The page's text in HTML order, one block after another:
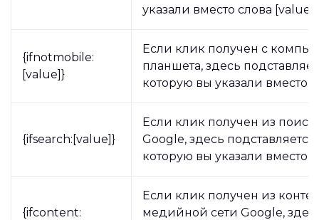
указали вместо слова [value].
{ifnotmobile:
[value]}
Если клик получен с
планшета, здесь
которую вы указали вместо
{ifsearch:[value]}
Если клик получен из
Google, здесь подставляется
которую вы указали вместо
{ifcontent:
Если клик получен из
медийной сети Google,